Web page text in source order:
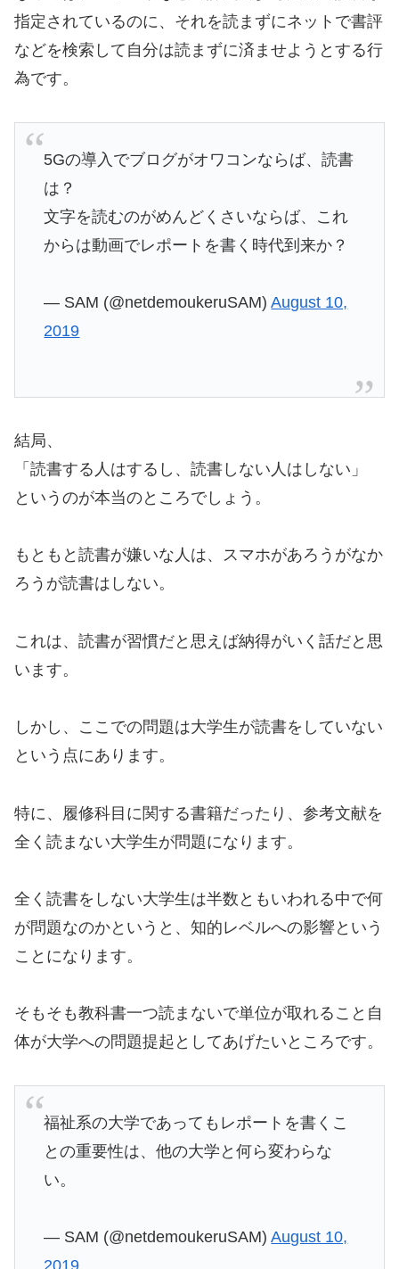
指定されているのに、それを読まずにネットで書評
などを検索して自分は読まずに済ませようとする行
為です。
5Gの導入でブログがオワコンならば、読書
は？
文字を読むのがめんどくさいならば、これ
からは動画でレポートを書く時代到来か？
— SAM (@netdemoukeruSAM)August 10,
2019
結局、
「読書する人はするし、読書しない人はしない」
というのが本当のところでしょう。
もともと読書が嫌いな人は、スマホがあろうがなか
ろうが読書はしない。
これは、読書が習慣だと思えば納得がいく話だと思
います。
しかし、ここでの問題は大学生が読書をしていない
という点にあります。
特に、履修科目に関する書籍だったり、参考文献を
全く読まない大学生が問題になります。
全く読書をしない大学生は半数ともいわれる中で何
が問題なのかというと、知的レベルへの影響という
ことになります。
そもそも教科書一つ読まないで単位が取れること自
体が大学への問題提起としてあげたいところです。
福祉系の大学であってもレポートを書くこ
との重要性は、他の大学と何ら変わらな
い。
— SAM (@netdemoukeruSAM)August 10,